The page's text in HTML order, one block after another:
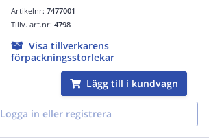
Artikelnr:7477001
Tillv. art.nr:4798
Visa tillverkarens
förpackningsstorlekar
Lägg till i kundvagn
Logga in eller registrera